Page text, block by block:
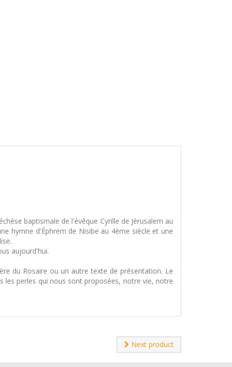
baptismale de l'évêque Cyrille de Jérusalem au
hymne d'Éphrem de Nisibe au 4ème siècle et une
aujourd'hui.
du Rosaire ou un autre texte de présentation. Le
les perles qui nous sont proposées, notre vie, notre
Next product